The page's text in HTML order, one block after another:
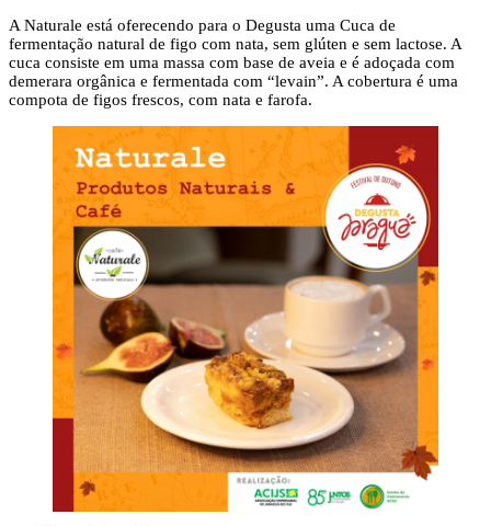
A Naturale está oferecendo para o Degusta uma Cuca de
fermentação natural de figo com nata, sem glúten e sem lactose. A
cuca consiste em uma massa com base de aveia e é adoçada com
demerara orgânica e fermentada com “levain”. A cobertura é uma
compota de figos frescos, com nata e farofa.